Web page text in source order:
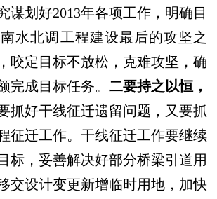
谋划好2013年各项工作，明确目
水北调工程建设最后的攻坚之
咬定目标不放松，克难攻坚，确
完成目标任务。 二要持之以恒，
抓好干线征迁遗留问题，又要抓
征迁工作。干线征迁工作要继续
标，妥善解决好部分桥梁引道用
交设计变更新增临时用地，加快